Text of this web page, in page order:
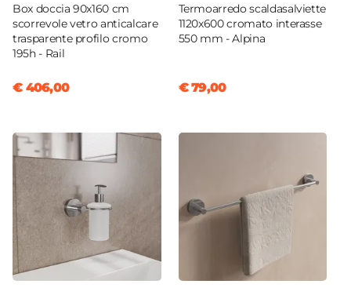
Box doccia 90x160 cm
scorrevole vetro anticalcare
trasparente profilo cromo
195h - Rail
€ 406,00
Termoarredo scaldasalviette
1120x600 cromato interasse
550 mm - Alpina
€ 79,00